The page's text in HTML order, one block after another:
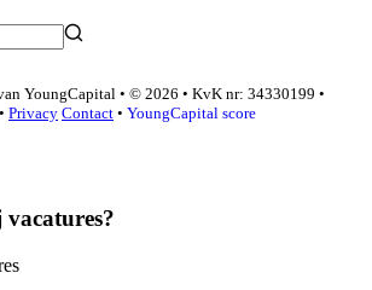
YoungCapital • © 2026 • KvK nr: 34330199 •
• Privacy Contact • YoungCapital score